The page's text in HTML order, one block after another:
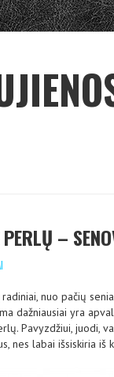
–
nuo pačių
dažniausiai yra
Pavyzdžiui, juodi,
nes labai išsiskiria iš